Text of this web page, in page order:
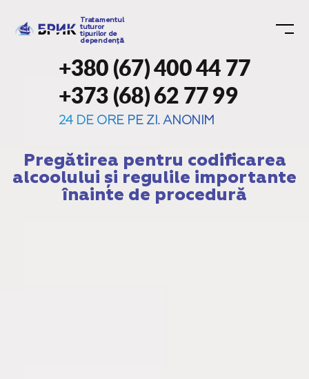
Tratamentul
tuturor
tipurilor de
dependență
+380 (67) 400 44 77
+373 (68) 62 77 99
24 DE ORE PE ZI. ANONIM
Pregătirea pentru codificarea
alcoolului și regulile importante
înainte de procedură